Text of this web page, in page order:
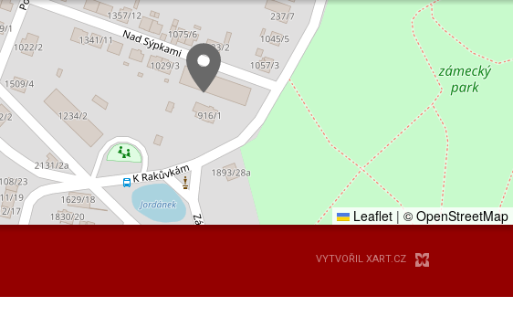
Leaflet | © OpenStreetMap
VYTVOŘIL XART.CZ